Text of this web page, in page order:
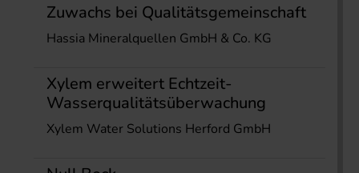
Zuwachs bei Qualitätsgemeinschaft
Hassia Mineralquellen GmbH & Co. KG
Xylem erweitert Echtzeit-
Wasserqualitätsüberwachung
Xylem Water Solutions Herford GmbH